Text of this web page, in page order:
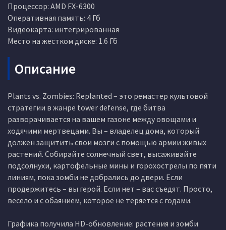
Процессор: AMD FX-6300
Оперативная память: 4 Гб
Видеокарта: интегрированная
Место на жестком диске: 1.6 Гб
Описание
Plants vs. Zombies: Replanted – это ремастер культовой
стратегии в жанре tower defense, где битва
разворачивается на вашем газоне между овощами и
ходячими мертвецами. Вы – владелец дома, который
должен защитить свои мозги с помощью армии живых
растений. Собирайте солнечный свет, высаживайте
подсолнухи, картофельные мины и горохострелы по пяти
линиям, пока зомби не добрались до двери. Если
продержитесь – вы герой. Если нет – вас съедят. Просто,
весело и с обаянием, которое не теряется с годами.
Графика получила HD-обновление: растения и зомби